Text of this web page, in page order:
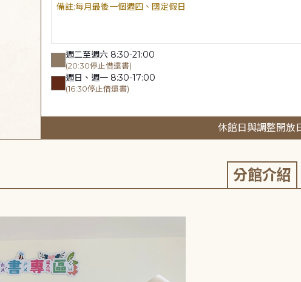
每月最後一個週四、國定假日
週二至週六 8:30-21:00
(20:30停止借還書)
週日、週一 8:30-17:00
(16:30停止借還書)
休館日與調整開放
分館介紹